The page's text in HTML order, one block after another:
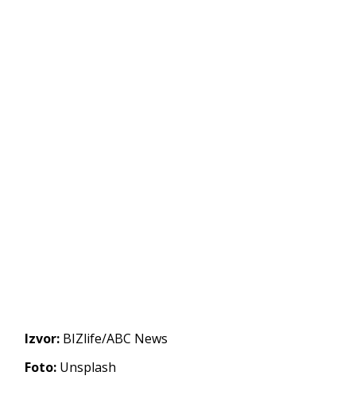
Izvor: BIZlife/ABC News
Foto: Unsplash